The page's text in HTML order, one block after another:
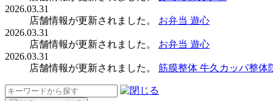
2026.03.31
店舗情報が更新されました。
お弁当 遊心
2026.03.31
店舗情報が更新されました。
お弁当 遊心
2026.03.31
店舗情報が更新されました。
筋膜整体 牛久カッパ整体
検